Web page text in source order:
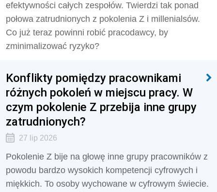
efektywności całych zespołów. Twierdzi tak ponad
połowa zatrudnionych z pokolenia Z i millenialsów.
Co już teraz powinni robić pracodawcy, by
zminimalizować ryzyko?
Konflikty pomiędzy pracownikami
różnych pokoleń w miejscu pracy. W
czym pokolenie Z przebija inne grupy
zatrudnionych?
27 lip 2026
Pokolenie Z bije na głowę inne grupy pracowników z
powodu bardzo wysokich kompetencji cyfrowych i
miękkich. To osoby wychowane w cyfrowym świecie.